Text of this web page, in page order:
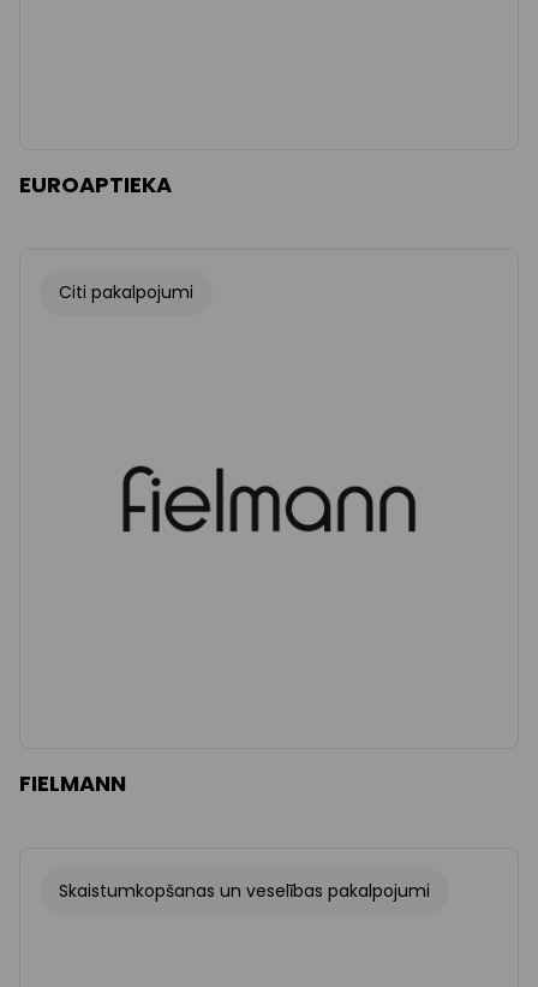
EUROAPTIEKA
Citi pakalpojumi
FIELMANN
Skaistumkopšanas un veselības pakalpojumi